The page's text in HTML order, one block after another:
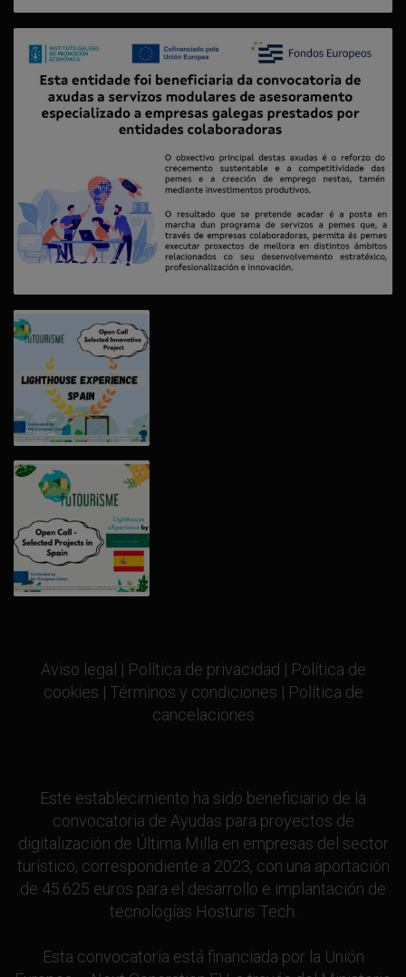
Aviso legal | Política de privacidad | Política de
cookies | Términos y condiciones | Política de
cancelaciones
Este establecimiento ha sido beneficiario de la
convocatoria de Ayudas para proyectos de
digitalización de Última Milla en empresas del sector
turístico, correspondiente a 2023, con una aportación
de 45.625 euros para el desarrollo e implantación de
tecnologías Hosturis Tech.
Esta convocatoria está financiada por la Unión